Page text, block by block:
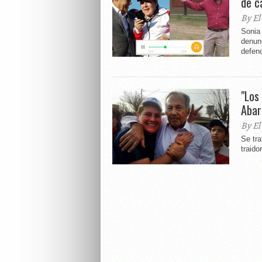
By
By
Se